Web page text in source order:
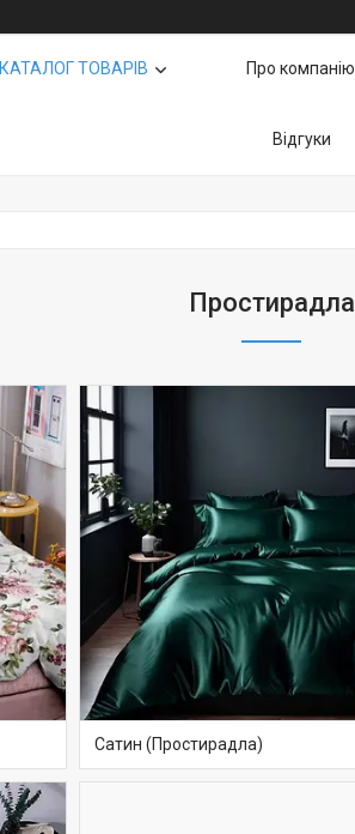
КАТАЛОГ ТОВАРІВ Про компанію
Відгуки
Простирадла
Сатин (Простирадла)